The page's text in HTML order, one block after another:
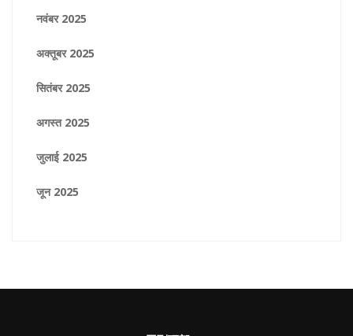
नवंबर 2025
अक्तूबर 2025
सितंबर 2025
अगस्त 2025
जुलाई 2025
जून 2025